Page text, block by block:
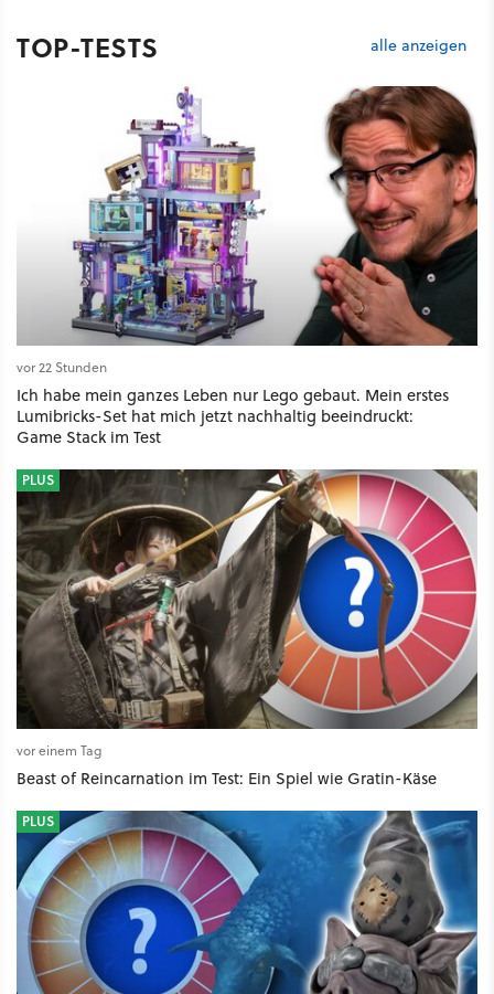
TOP-TESTS alle anzeigen
vor 22 Stunden
Ich habe mein ganzes Leben nur Lego gebaut. Mein erstes
Lumibricks-Set hat mich jetzt nachhaltig beeindruckt:
Game Stack im Test
PLUS
vor einem Tag
Beast of Reincarnation im Test: Ein Spiel wie Gratin-Käse
PLUS